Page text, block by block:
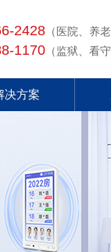
2428 （医院、养
1170 （监狱、看
决方案